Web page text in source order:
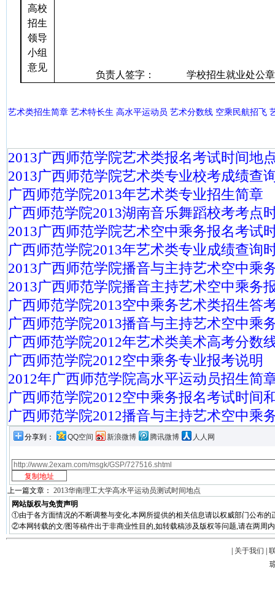
高校
招生
领导
小组
意见
负责人签字： 学校招生就业处公章
艺术类招生简章 艺术特长生 高水平运动员 艺术分数线 空乘民航招飞
2013广西师范学院艺术类报名考试时间地
2013广西师范学院艺术类专业校考成绩查
广西师范学院2013年艺术类专业招生简章
广西师范学院2013湖南音乐舞蹈校考考点
2013广西师范学院艺术空中乘务报名考试
广西师范学院2013年艺术类专业成绩查询
2013广西师范学院播音与主持艺术空中乘
2013广西师范学院播音主持艺术空中乘务
广西师范学院2013空中乘务艺术类招生答
广西师范学院2013播音与主持艺术空中乘
广西师范学院2012年艺术类美术高考分数
广西师范学院2012空中乘务专业报考说明
2012年广西师范学院高水平运动员招生简
广西师范学院2012空中乘务报名考试时间
广西师范学院2012播音与主持艺术空中乘
分享到： QQ空间 新浪微博 腾讯微博 人人网
上一篇文章： 2013华南理工大学高水平运动员测试时间地点
网站版权与免责声明
①由于各方面情况的不断调整与变化,本网所提供的相关信息请以权威部门公布的
②本网转载的文/图等稿件出于非商业性目的,如转载稿涉及版权等问题,请在两周
关于我们